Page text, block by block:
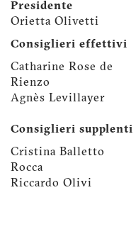
Presidente
Orietta Olivetti
Consiglieri effettivi
Catharine Rose de
Rienzo
Agnès Levillayer
Consiglieri supplenti
Cristina Balletto
Rocca
Riccardo Olivi